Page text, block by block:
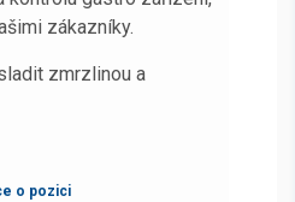
zákazníky.
zmrzlinou a
o pozici